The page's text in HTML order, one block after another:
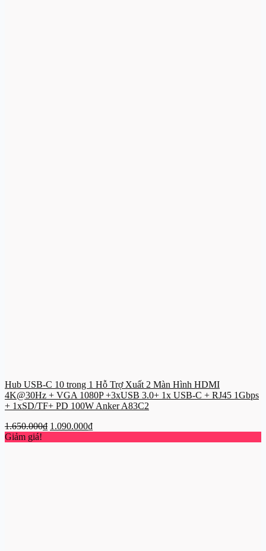
Hub USB-C 10 trong 1 Hỗ Trợ Xuất 2 Màn Hình HDMI
4K@30Hz + VGA 1080P +3xUSB 3.0+ 1x USB-C + RJ45 1Gbps
+ 1xSD/TF+ PD 100W Anker A83C2
1.650.000₫ Giá
1.090.000₫Giá
Giảm giá!